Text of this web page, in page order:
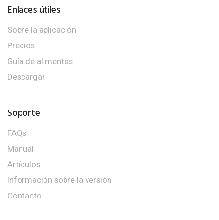
Enlaces útiles
Sobre la aplicación
Precios
Guía de alimentos
Descargar
Soporte
FAQs
Manual
Artículos
Información sobre la versión
Contacto